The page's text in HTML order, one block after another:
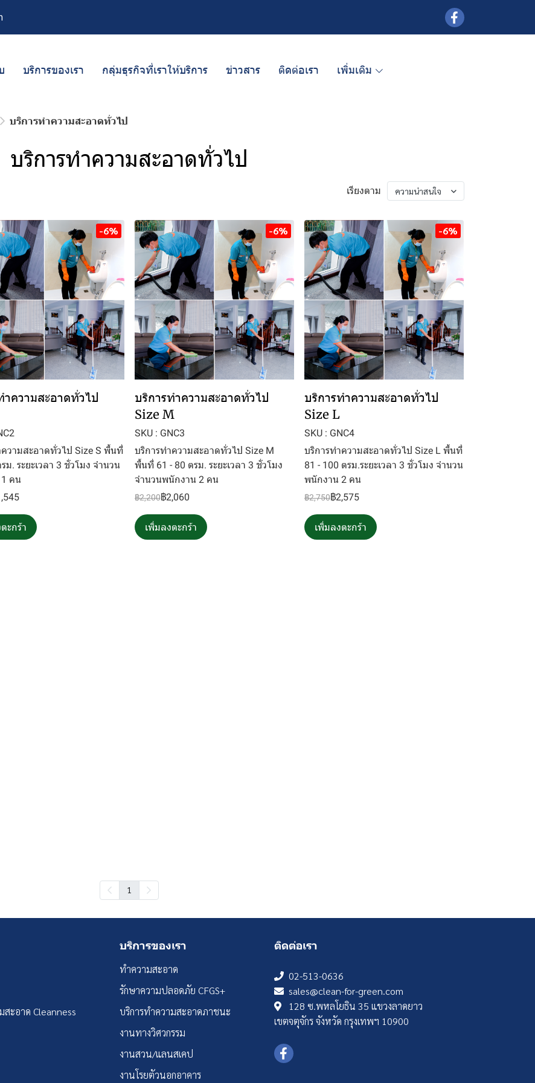
บริการของเรา กลุ่มธุรกิจที่เราให้บริการ ข่าวสาร ติดต่อเรา เพิ่มเติม
บริการทำความสะอาดทั่วไป
บริการทำความสะอาดทั่วไป
เรียงตาม ความน่าสนใจ
-6%
ำความสะอาดทั่วไป
วามสะอาดทั่วไป Size S พื้นที่
ม. ระยะเวลา 3 ชั่วโมง จำนวน
คน
ะกร้า
-6%
บริการทำความสะอาดทั่วไป
Size M
SKU : GNC3
บริการทำความสะอาดทั่วไป Size M
พื้นที่ 61 - 80 ตรม. ระยะเวลา 3 ชั่วโมง
จำนวนพนักงาน 2 คน
฿2,200฿2,060
เพิ่มลงตะกร้า
-6%
บริการทำความสะอาดทั่วไป
Size L
SKU : GNC4
บริการทำความสะอาดทั่วไป Size L พื้นที่
81 - 100 ตรม.ระยะเวลา 3 ชั่วโมง จำนวน
พนักงาน 2 คน
฿2,750฿2,575
เพิ่มลงตะกร้า
1
สะอาด Cleanness
บริการของเรา
ทำความสะอาด
รักษาความปลอดภัย CFGS+
บริการทำความสะอาดภาชนะ
งานทางวิศวกรรม
งานสวน/แลนสเคป
งานโรยตัวนอกอาคาร
ติดต่อเรา
02-513-0636
sales@clean-for-green.com
128 ซ.พหลโยธิน 35 แขวงลาดยาว
เขตจตุจักร จังหวัด กรุงเทพฯ 10900